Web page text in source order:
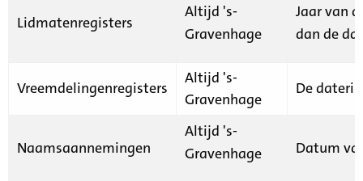
Lidmatenregisters
Altijd 's-
Gravenhage
Jaar van
dan de
Vreemdelingenregisters
Altijd 's-
Gravenhage
De
Naamsaannemingen
Altijd 's-
Gravenhage
Datum